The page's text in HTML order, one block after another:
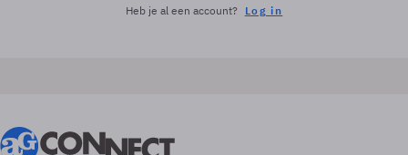
Heb je al een account? Log in